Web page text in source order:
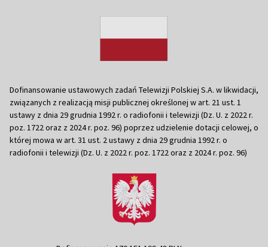
Dofinansowanie ustawowych zadań Telewizji Polskiej S.A. w likwidacji,
związanych z realizacją misji publicznej określonej w art. 21 ust. 1
ustawy z dnia 29 grudnia 1992 r. o radiofonii i telewizji (Dz. U. z 2022 r.
poz. 1722 oraz z 2024 r. poz. 96) poprzez udzielenie dotacji celowej, o
której mowa w art. 31 ust. 2 ustawy z dnia 29 grudnia 1992 r. o
radiofonii i telewizji (Dz. U. z 2022 r. poz. 1722 oraz z 2024 r. poz. 96)